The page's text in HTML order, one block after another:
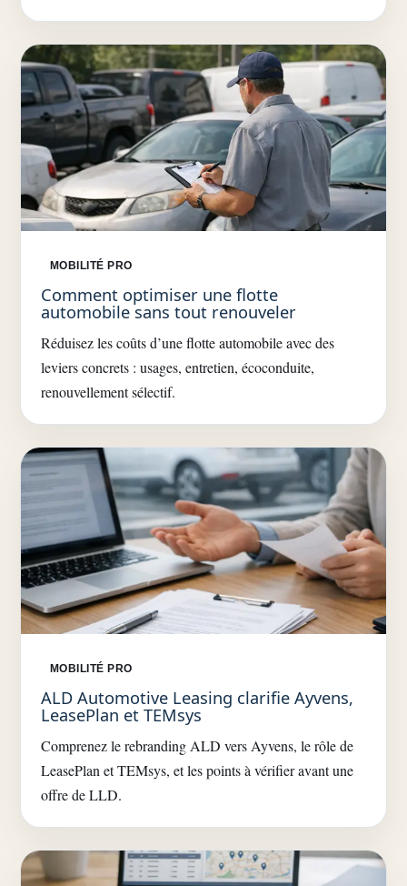
MOBILITÉ PRO
Comment optimiser une flotte
automobile sans tout renouveler
Réduisez les coûts d’une flotte automobile avec des
leviers concrets : usages, entretien, écoconduite,
renouvellement sélectif.
MOBILITÉ PRO
ALD Automotive Leasing clarifie Ayvens,
LeasePlan et TEMsys
Comprenez le rebranding ALD vers Ayvens, le rôle de
LeasePlan et TEMsys, et les points à vérifier avant une
offre de LLD.